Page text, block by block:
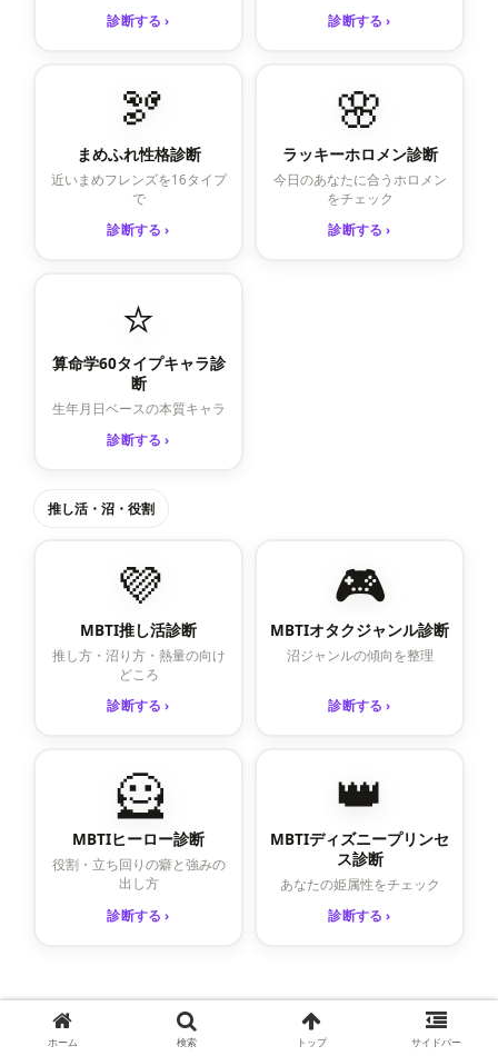
診断する ›
診断する ›
🫘
まめふれ性格診断
近いまめフレンズを16タイプ
で
診断する ›
🌸
ラッキーホロメン診断
今日のあなたに合うホロメン
をチェック
診断する ›
⭐
算命学60タイプキャラ診
断
生年月日ベースの本質キャラ
診断する ›
推し活・沼・役割
💜
MBTI推し活診断
推し方・沼り方・熱量の向け
どころ
診断する ›
🎮
MBTIオタクジャンル診断
沼ジャンルの傾向を整理
診断する ›
🦸
MBTIヒーロー診断
役割・立ち回りの癖と強みの
出し方
診断する ›
👑
MBTIディズニープリンセ
ス診断
あなたの姫属性をチェック
診断する ›
ホーム 検索 トップ サイドバー